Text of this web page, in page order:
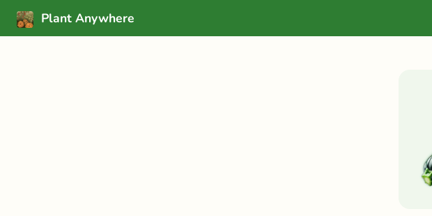
Plant Anywhere